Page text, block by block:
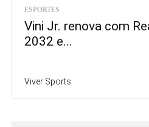
ESPORTES
Vini Jr. renova com
2032 e...
Viver Sports